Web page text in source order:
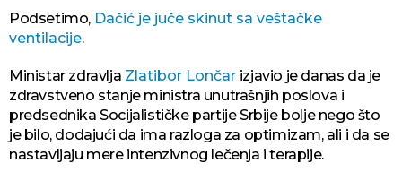
Podsetimo, Dačić je juče skinut sa veštačke
ventilacije.
Ministar zdravlja Zlatibor Lončar izjavio je danas da je
zdravstveno stanje ministra unutrašnjih poslova i
predsednika Socijalističke partije Srbije bolje nego što
je bilo, dodajući da ima razloga za optimizam, ali i da se
nastavljaju mere intenzivnog lečenja i terapije.